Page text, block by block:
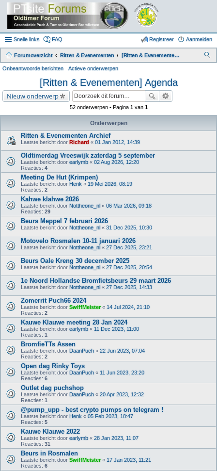
Snelle links FAQ Aanmelden
Registreer
Forumoverzicht Ritten & Evenementen
[Ritten & Evenementen] Agenda
Onbeantwoorde berichten Actieve onderwerpen
[Ritten & Evenementen] Agenda
Nieuw onderwerp
52 onderwerpen • Pagina 1van 1
Onderwerpen
Ritten & Evenementen Archief
Laatste bericht door Richard « 01 Jan 2012, 14:39
Oldtimerdag Vreeswijk zaterdag 5 september
Laatste bericht door earlymb « 02 Aug 2026, 12:20
Reacties: 4
Meeting De Hut (Krimpen)
Laatste bericht door Henk « 19 Mei 2026, 08:19
Reacties: 2
Kahwe klahwe 2026
Laatste bericht door Nottheone_nl « 06 Mar 2026, 09:18
Reacties: 29
Beurs Meppel 7 februari 2026
Laatste bericht door Nottheone_nl « 31 Dec 2025, 10:30
Motovelo Rosmalen 10-11 januari 2026
Laatste bericht door Nottheone_nl « 27 Dec 2025, 23:21
Beurs Oale Kreng 30 december 2025
Laatste bericht door Nottheone_nl « 27 Dec 2025, 20:54
1e Noord Hollandse Bromfietsbeurs 29 maart 2026
Laatste bericht door Nottheone_nl « 27 Dec 2025, 14:33
Zomerrit Puch66 2024
Laatste bericht door SwiffMeister« 14 Jul 2024, 21:10
Reacties: 2
Kauwe Klauwe meeting 28 Jan 2024
Laatste bericht door earlymb « 11 Dec 2023, 11:00
Reacties: 1
BromfieTTs Assen
Laatste bericht door DaanPuch « 22 Jun 2023, 07:04
Reacties: 2
Open dag Rinky Toys
Laatste bericht door DaanPuch « 11 Jun 2023, 23:20
Reacties: 6
Outlet dag puchshop
Laatste bericht door DaanPuch « 20 Apr 2023, 12:32
Reacties: 1
@pump_upp - best crypto pumps on telegram !
Laatste bericht door Henk « 05 Feb 2023, 18:47
Reacties: 5
Kauwe Klauwe 2022
Laatste bericht door earlymb« 28 Jan 2023, 11:07
Reacties: 31
Beurs in Rosmalen
Laatste bericht door SwiffMeister« 17 Jan 2023, 11:21
Reacties: 6